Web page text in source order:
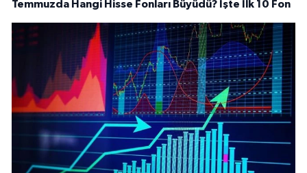
Temmuzda Hangi Hisse Fonları Büyüdü? İşte İlk 10 Fon